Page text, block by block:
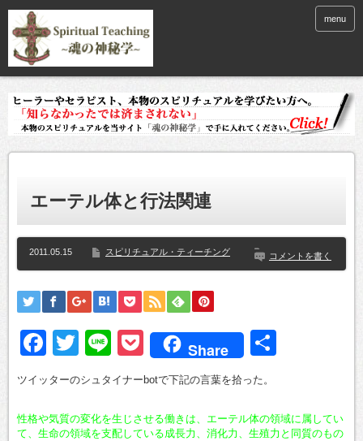
menu
エーテル体と行法関連
2011.05.15 スピリチュアル・ティーチング コメントを書く
Facebook
Twitter
LinePocket
Share
ツイッターのシュタイナーbotで下記の言葉を拾った。
性格や気質の変化を生じさせる働きは、エーテル体の領域に属してい
て、生命の領域を支配している成長力、消化力、生殖力と同質のもの